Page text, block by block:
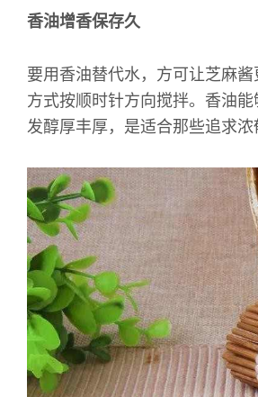
香油增香保存久
要用香油替代水，方可让芝麻
方式按顺时针方向搅拌。香油
发醇厚丰厚，是适合那些追求浓